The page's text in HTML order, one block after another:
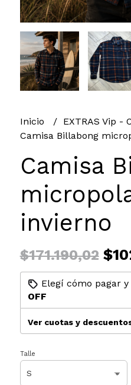
Inicio
EXTRAS Vip -
Camisa Billabong
Camisa
invierno
$171.190,02
Elegí cómo pagar
OFF
Ver cuotas y
Talle